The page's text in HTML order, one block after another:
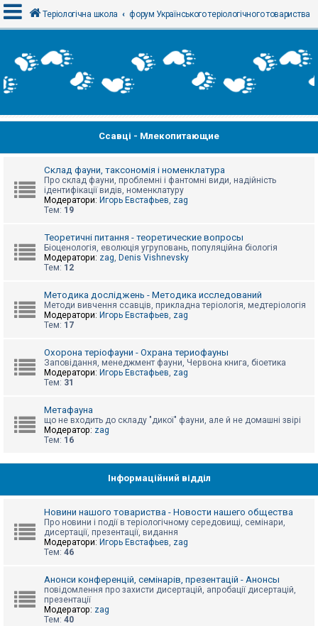
х
і
т
р
а
б
е
д
п
о
е
й
А
и
т
П
Теріологічна школа форум Українського теріологічного товариства
Ссавці - Млекопитающие
Склад фауни, таксономія і номенклатура
Про склад фауни, проблемні і фантомні види, надійність
ідентифікації видів, номенклатуру
Модератори: Игорь Евстафьев, zag
Тем: 19
Теоретичні питання - теоретические вопросы
Біоценологія, еволюція угруповань, популяційна біологія
Модератори: zag, Denis Vishnevsky
Тем: 12
Методика досліджень - Методика исследований
Методи вивчення ссавців, прикладна теріологія, медтеріологія
Модератори: Игорь Евстафьев, zag
Тем: 17
Охорона теріофауни - Охрана териофауны
Заповідання, менеджмент фауни, Червона книга, біоетика
Модератори: Игорь Евстафьев, zag
Тем: 31
Метафауна
що не входить до складу "дикої" фауни, але й не домашні звірі
Модератор: zag
Тем: 16
Інформаційний відділ
Новини нашого товариства - Новости нашего общества
Про новини і події в теріологічному середовищі, семінари,
дисертації, презентації, видання
Модератори: Игорь Евстафьев, zag
Тем: 46
Анонси конференцій, семінарів, презентацій - Анонсы
повідомлення про захисти дисертацій, апробації дисертацій,
презентації
Модератор: zag
Тем: 40